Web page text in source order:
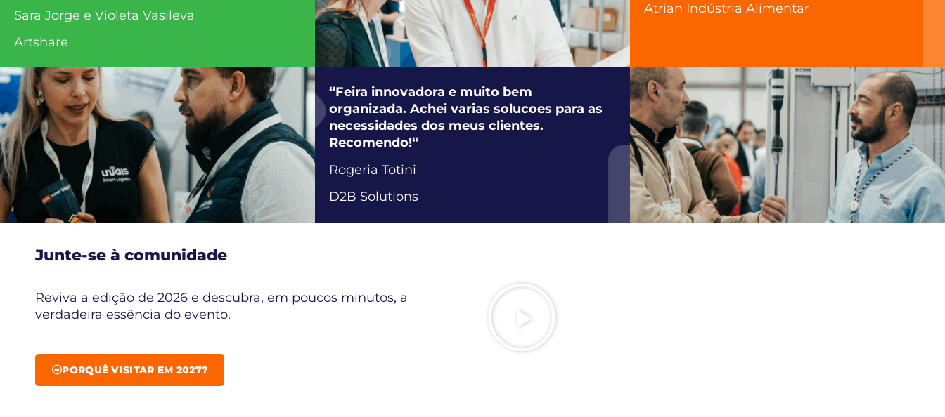
Sara Jorge e Violeta Vasileva
Artshare
Atrian Indústria Alimentar
“Feira innovadora e muito bem
organizada. Achei varias solucoes para as
necessidades dos meus clientes.
Recomendo!“
Rogeria Totini
D2B Solutions
Junte-se à comunidade
Reviva a edição de 2026 e descubra, em poucos minutos, a
verdadeira essência do evento.
PORQUÊ VISITAR EM 2027?